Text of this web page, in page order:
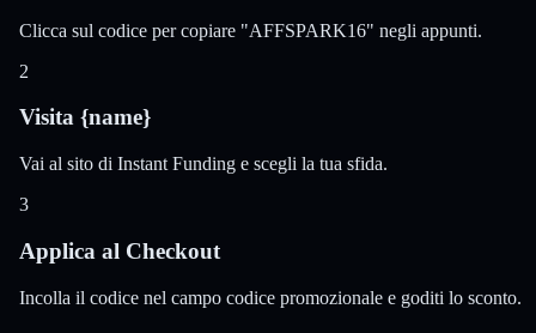
Clicca sul codice per copiare "AFFSPARK16" negli appunti.
2
Visita {name}
Vai al sito di Instant Funding e scegli la tua sfida.
3
Applica al Checkout
Incolla il codice nel campo codice promozionale e goditi lo sconto.